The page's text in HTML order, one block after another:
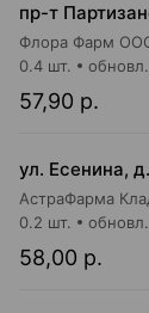
пр-т
Флора Фарм
57,90 р.
0.4 шт.
58,00 р.
0.2 шт. обновл.